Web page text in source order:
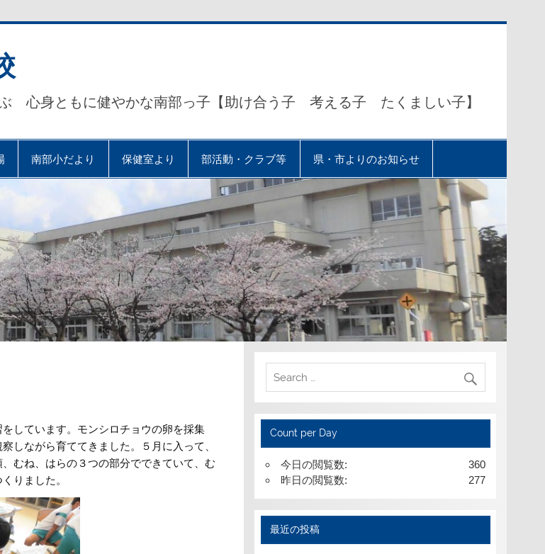
心身ともに健やかな南部っ子【助け合う子 考える子 たくましい子】
南部小だより 保健室より 部活動・クラブ等 県・市よりのお知らせ
しています。モンシロチョウの卵を採集
しながら育ててきました。５月に入って、
むね、はらの３つの部分でできていて、む
りました。
Count per Day
360
今日の閲覧数:
277
昨日の閲覧数:
最近の投稿